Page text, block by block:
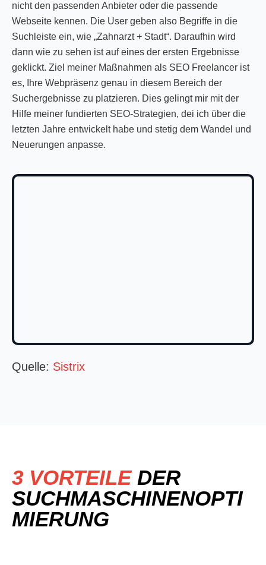
nicht den passenden Anbieter oder die passende
Webseite kennen. Die User geben also Begriffe in die
Suchleiste ein, wie „Zahnarzt + Stadt“. Daraufhin wird
dann wie zu sehen ist auf eines der ersten Ergebnisse
geklickt. Ziel meiner Maßnahmen als SEO Freelancer ist
es, Ihre Webpräsenz genau in diesem Bereich der
Suchergebnisse zu platzieren. Dies gelingt mir mit der
Hilfe meiner fundierten SEO-Strategien, dei ich über die
letzten Jahre entwickelt habe und stetig dem Wandel und
Neuerungen anpasse.
Quelle: Sistrix
3 VORTEILE DER
SUCHMASCHINENOPTI
MIERUNG